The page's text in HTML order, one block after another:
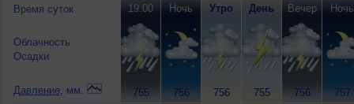
Время суток
Облачность
Осадки
Давление, мм.
19:00
755
Ночь
756
Утро
756
День
755
Вечер
756
Ночь
757